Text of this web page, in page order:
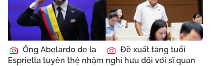
Ông Abelardo de la
Espriella tuyên thệ nhậm
Đề xuất tăng tuổi
nghỉ hưu đối với sĩ quan